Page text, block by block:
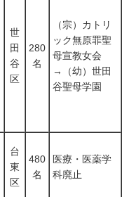
世
田
谷
区
280
名
（宗）カトリ
ック無原罪聖
母宣教女会
→（幼）世田
谷聖母学園
台
東
区
480
名
医療・医薬学
科廃止